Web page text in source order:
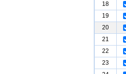
18
19
20
21
22
23